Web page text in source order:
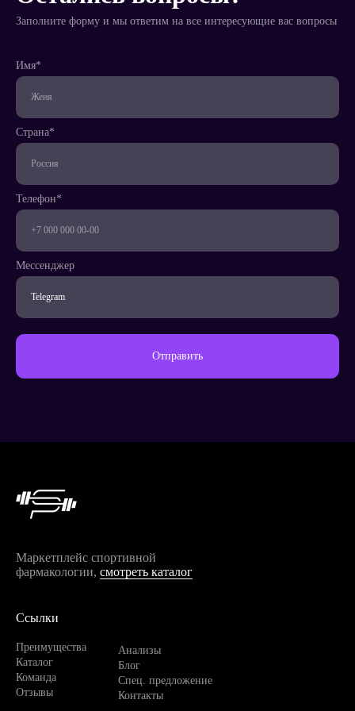
менеджеру
Телефон*
Заполните форму и мы ответим на все интересующие вас вопросы
Имя*
Страна*
Телефон*
Мессенджер
Отправить
Маркетплейс спортивной
фармакологии, смотреть каталог
Ссылки
Преимущества
Каталог
Команда
Отзывы
Анализы
Блог
Спец. предложение
Контакты